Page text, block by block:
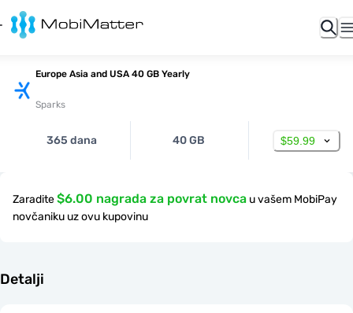
Europe Asia and USA 40 GB Yearly
Sparks
365 dana 40 GB $59.99
Zaradite$6.00 nagrada za povrat novca u vašem MobiPay
novčaniku uz ovu kupovinu
Detalji